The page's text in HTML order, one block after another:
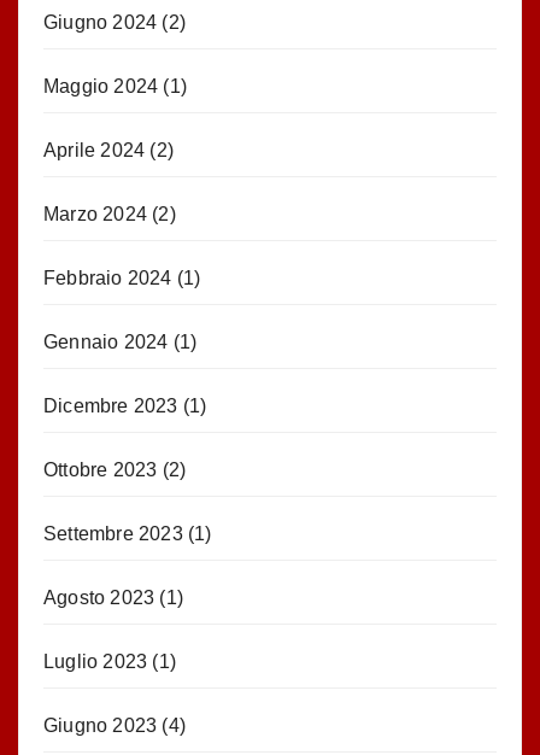
Giugno 2024 (2)
Maggio 2024 (1)
Aprile 2024 (2)
Marzo 2024 (2)
Febbraio 2024 (1)
Gennaio 2024 (1)
Dicembre 2023 (1)
Ottobre 2023 (2)
Settembre 2023(1)
Agosto 2023 (1)
Luglio 2023 (1)
Giugno 2023 (4)